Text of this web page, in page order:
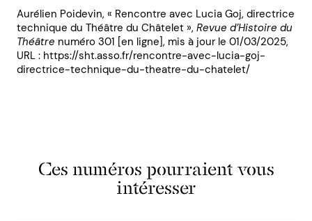
Aurélien Poidevin, « Rencontre avec Lucia Goj, directrice
technique du Théâtre du Châtelet », Revue d’Histoire du
Théâtre numéro 301 [en ligne], mis à jour le 01/03/2025,
URL : https://sht.asso.fr/rencontre-avec-lucia-goj-
directrice-technique-du-theatre-du-chatelet/
Ces numéros pourraient vous
intéresser